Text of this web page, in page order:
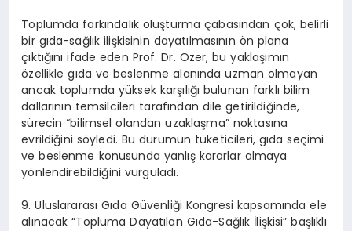
Toplumda farkındalık oluşturma çabasından çok, belirli
bir gıda-sağlık ilişkisinin dayatılmasının ön plana
çıktığını ifade eden Prof. Dr. Özer, bu yaklaşımın
özellikle gıda ve beslenme alanında uzman olmayan
ancak toplumda yüksek karşılığı bulunan farklı bilim
dallarının temsilcileri tarafından dile getirildiğinde,
sürecin “bilimsel olandan uzaklaşma” noktasına
evrildiğini söyledi. Bu durumun tüketicileri, gıda seçimi
ve beslenme konusunda yanlış kararlar almaya
yönlendirebildiğini vurguladı.
9. Uluslararası Gıda Güvenliği Kongresi kapsamında ele
alınacak “Topluma Dayatılan Gıda-Sağlık İlişkisi” başlıklı